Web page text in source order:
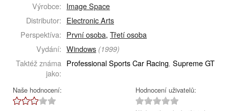
Výrobce: Image Space
Distributor: Electronic Arts
Perspektíva: První osoba,Třetí osoba
Vydání: Windows (1999)
Taktéž známa
jako:
Professional Sports Car Racing, Supreme GT
Naše hodnocení: Hodnocení uživatelů: